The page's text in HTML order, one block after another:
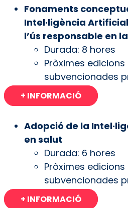
Fonaments
Intel·ligència
l’ús responsable en
Durada: 8 hores
Pròximes
subvencionades
+ INFORMACIÓ
Adopció de la
en salut
Durada: 6 hores
Pròximes
subvencionades
+ INFORMACIÓ